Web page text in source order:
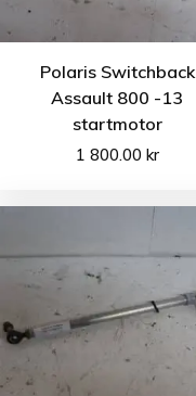
Polaris Switchback
Assault 800 -13
startmotor
1 800.00 kr